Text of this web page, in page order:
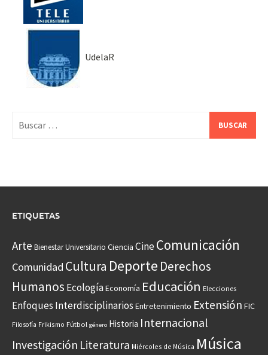
UdelaR
ETIQUETAS
Arte Bienestar Universitario Ciencia CineComunicación
Comunidad Cultura Deporte Derechos
Humanos EcologíaEconomía Educación Elecciones
Enfoques Interdisciplinarios Entretenimiento Extensión FIC
Filosofía Frikismo Fútbol género Historia Internacional
Investigación Literatura Miércoles de Música Música